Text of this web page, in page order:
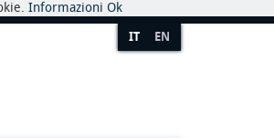
Informazioni Ok
IT EN